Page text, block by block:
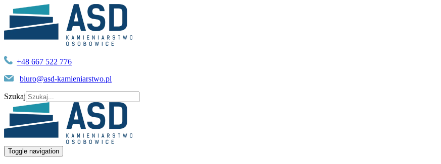
+48 667 522 776
biuro@asd-kamieniarstwo.pl
Szukaj
Toggle navigation